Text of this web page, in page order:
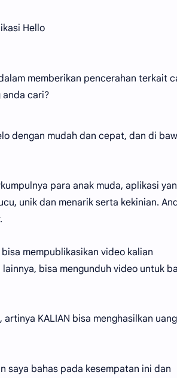
Hello
memberikan pencerahan terkait
cari?
dengan mudah dan cepat, dan di
para anak muda, aplikasi
unik dan menarik serta kekinian.
mempublikasikan video kalian
bisa mengunduh video untuk
KALIAN bisa menghasilkan uang
saya bahas pada kesempatan ini dan